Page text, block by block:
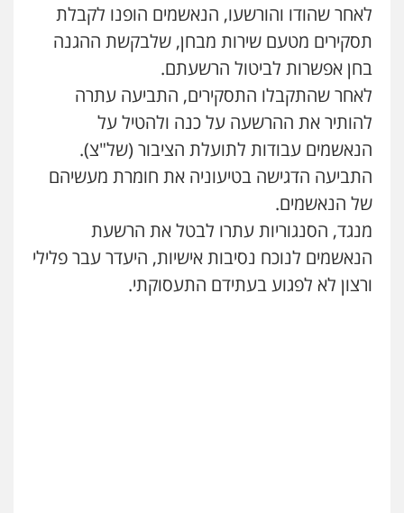
עו"ד אסף גונן
פלילי פשע חמור תעבורה צבא מעצרים
וחקירות
0542255161
גל דהן – משרד עורך דין פלילי
פלילי פשיעה חמורה סמים מעצרים
0544723840
עו"ד ראוף נג'אר
פלילי עורכי דין לענייני אסירים מעצרים
סמים רכוש
0548009246
לאחר שהודו והורשעו, הנאשמים הופנו לקבלת
תסקירים מטעם שירות מבחן, שלבקשת ההגנה
בחן אפשרות לביטול הרשעתם.
לאחר שהתקבלו התסקירים, התביעה עתרה
להותיר את ההרשעה על כנה ולהטיל על
הנאשמים עבודות לתועלת הציבור (של"צ).
התביעה הדגישה בטיעוניה את חומרת מעשיהם
של הנאשמים.
מנגד, הסנגוריות עתרו לבטל את הרשעת
הנאשמים לנוכח נסיבות אישיות, היעדר עבר פלילי
ורצון לא לפגוע בעתידם התעסוקתי.